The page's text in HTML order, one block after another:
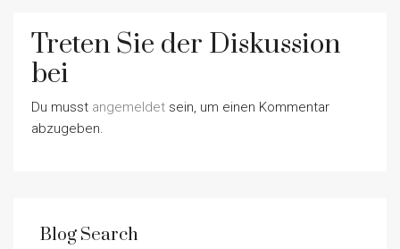
Treten Sie der Diskussion
bei
Du musst angemeldet sein, um einen Kommentar
abzugeben.
Blog Search